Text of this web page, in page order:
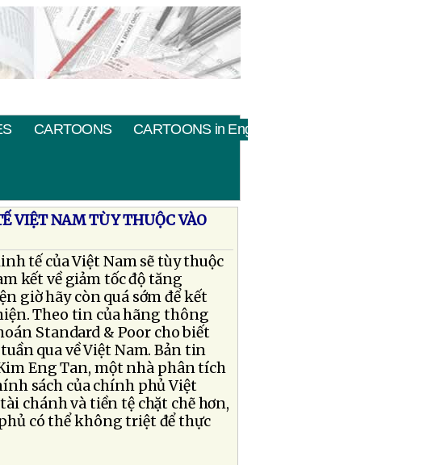
CARTOONS CARTOONS in English
VIỆT NAM TÙY THUỘC VÀO
tế của Việt Nam sẽ tùy thuộc
kết về giảm tốc độ tăng
giờ hãy còn quá sớm để kết
Theo tin của hãng thông
Standard & Poor cho biết
qua về Việt Nam. Bản tin
Eng Tan, một nhà phân tích
sách của chính phủ Việt
chánh và tiền tệ chặt chẽ hơn,
có thể không triệt để thực